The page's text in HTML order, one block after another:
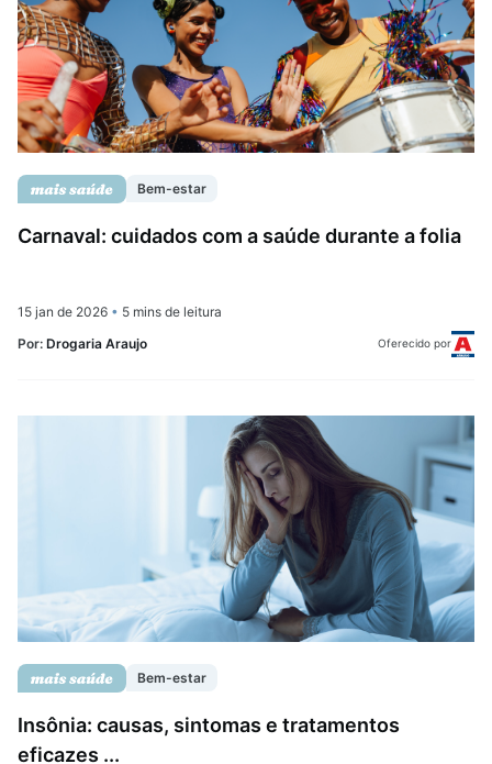
Bem-estar
Carnaval: cuidados com a saúde durante a folia
15 jan de 2026 • 5 mins de leitura
Por: Drogaria Araujo Oferecido por
Bem-estar
Insônia: causas, sintomas e tratamentos
eficazes ...